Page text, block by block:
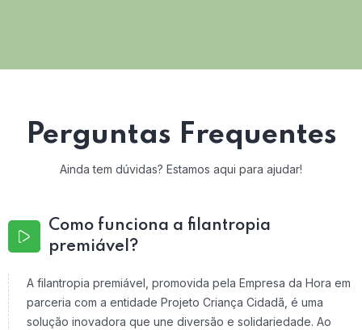
Perguntas Frequentes
Ainda tem dúvidas? Estamos aqui para ajudar!
Como funciona a filantropia
premiável?
A filantropia premiável, promovida pela Empresa da Hora em
parceria com a entidade Projeto Criança Cidadã, é uma
solução inovadora que une diversão e solidariedade. Ao